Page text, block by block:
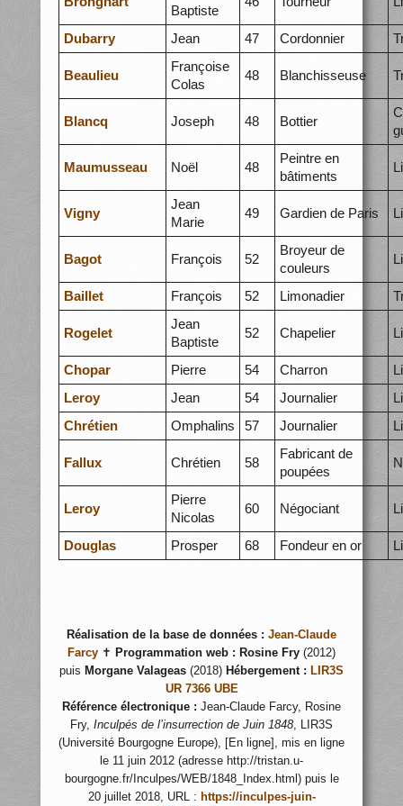
Baptiste
Dubarry Jean 47 Cordonnier
Beaulieu
Françoise
Colas
48 Blanchisseuse
Blancq Joseph 48 Bottier
Maumusseau Noël 48
Peintre en
bâtiments
Vigny
Jean
Marie
49 Gardien de Paris
Bagot François 52
Broyeur de
couleurs
Baillet François 52 Limonadier
Rogelet
Jean
Baptiste
52 Chapelier
Chopar Pierre 54 Charron
Leroy
Jean 54 Journalier
Chrétien
Omphalins 57 Journalier
Fallux Chrétien 58
Fabricant de
poupées
Leroy
Pierre
Nicolas
60 Négociant
Douglas Prosper 68 Fondeur en or
Réalisation de la base de données : Jean-Claude
Farcy ✝ Programmation web : Rosine Fry (2012)
puis Morgane Valageas (2018) Hébergement : LIR3S
UR 7366 UBE
Référence électronique : Jean-Claude Farcy, Rosine
Fry, Inculpés de l’insurrection de Juin 1848, LIR3S
(Université Bourgogne Europe), [En ligne], mis en ligne
le 11 juin 2012 (adresse http://tristan.u-
bourgogne.fr/Inculpes/WEB/1848_Index.html) puis le
20 juillet 2018, URL : https://inculpes-juin-